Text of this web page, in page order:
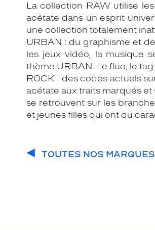
La collection RAW utilise
acétate dans un esprit
une collection totalement
URBAN : du graphisme et
les jeux vidéo, la musique
thème URBAN. Le fluo, le
ROCK : des codes actuels
acétate aux traits marqués
se retrouvent sur les
et jeunes filles qui ont du
TOUTES NOS MARQUES